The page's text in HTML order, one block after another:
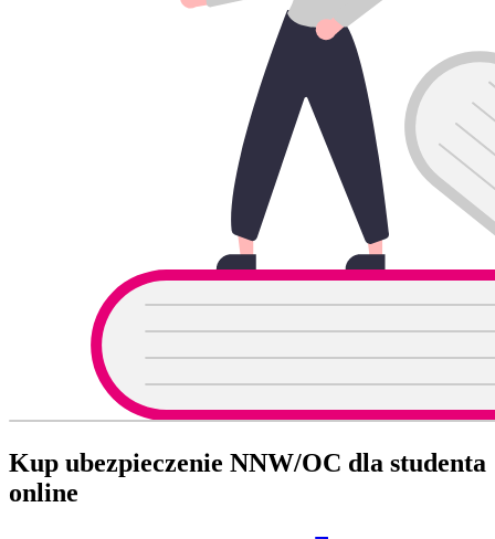
Kup ubezpieczenie NNW/OC dla studenta
online